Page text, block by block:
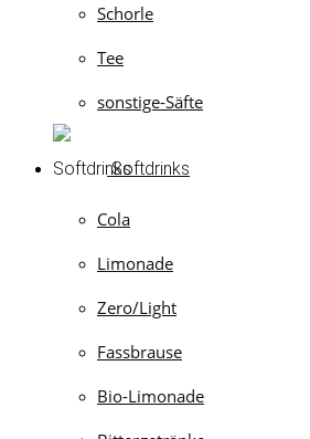
Schorle
Tee
sonstige-Säfte
Softdrinks
Cola
Limonade
Zero/Light
Fassbrause
Bio-Limonade